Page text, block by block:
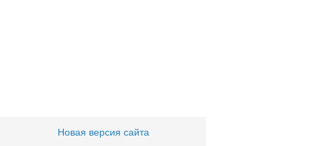
Новая версия сайта
Компания/Фестивали